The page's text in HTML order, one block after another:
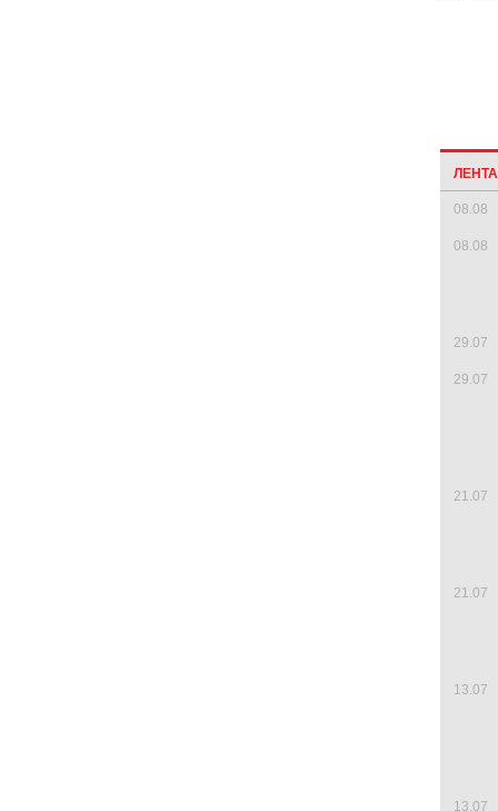
08.08
08.08
29.07
29.07
21.07
21.07
13.07
13.07